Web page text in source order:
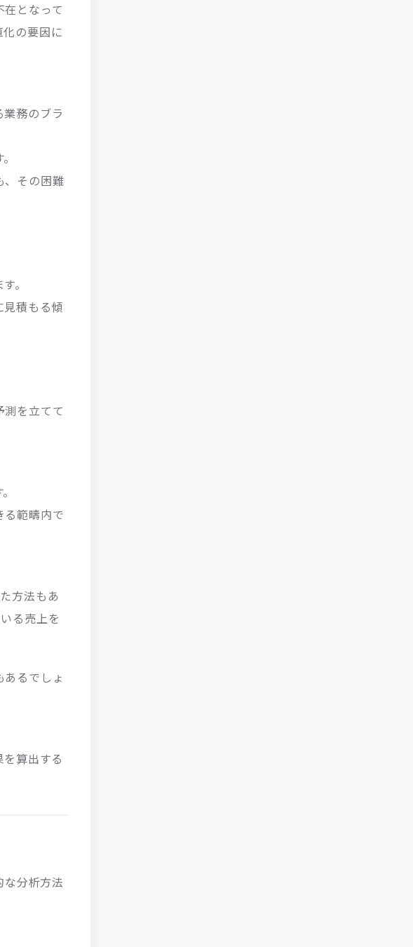
となって
の要因に
務のブラ
、その困難
。
積もる傾
を立てて
る範疇内で
方法もあ
る売上を
るでしょ
算出する
な分析方法